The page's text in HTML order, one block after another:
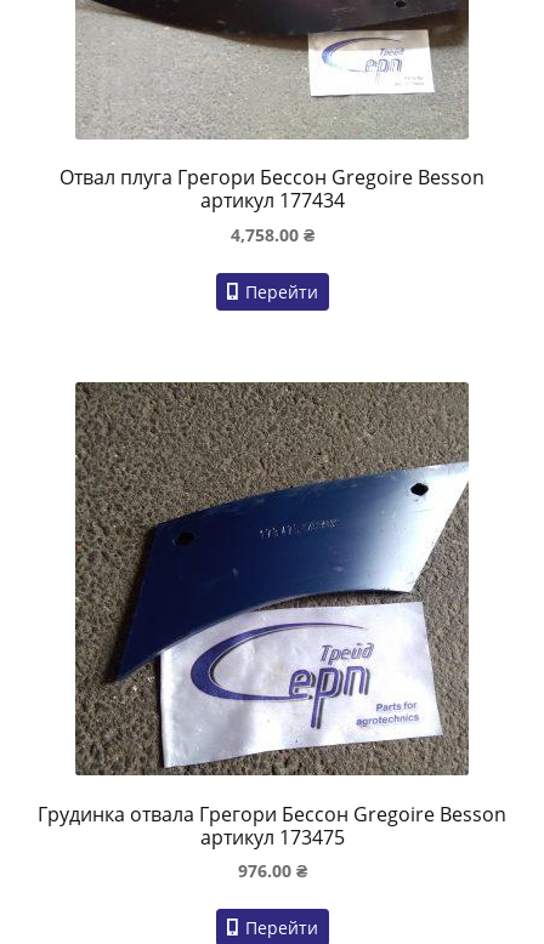
Отвал плуга Грегори Бессон Gregoire Besson
артикул 177434
4,758.00 ₴
Перейти
Грудинка отвала Грегори Бессон Gregoire Besson
артикул 173475
976.00 ₴
Перейти